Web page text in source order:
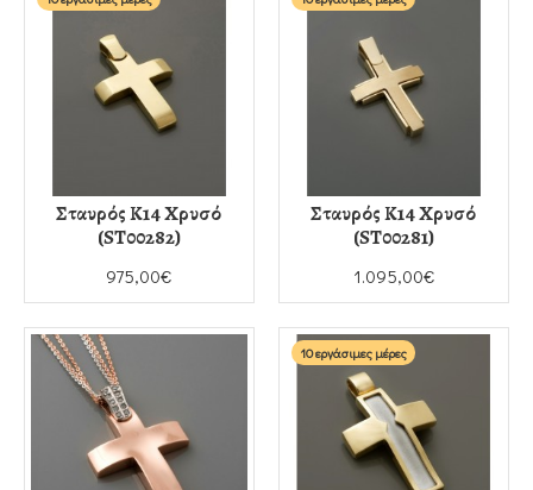
Σταυρός Κ14 Χρυσό
(ST00282)
975,00€
Σταυρός Κ14 Χρυσό
(ST00281)
1.095,00€
10 εργάσιμες μέρες